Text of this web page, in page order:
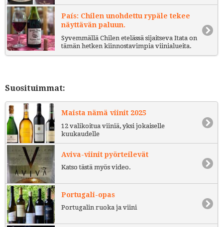
País: Chilen unohdettu rypäle tekee
näyttävän paluun.
Syvemmällä Chilen etelässä sijaitseva Itata on
tämän hetken kiinnostavimpia viinialueita.
Suosituimmat:
Maista nämä viinit 2025
12 valikoitua viiniä, yksi jokaiselle
kuukaudelle
Aviva-viinit pyörteilevät
Katso tästä myös video.
Portugali-opas
Portugalin ruoka ja viini